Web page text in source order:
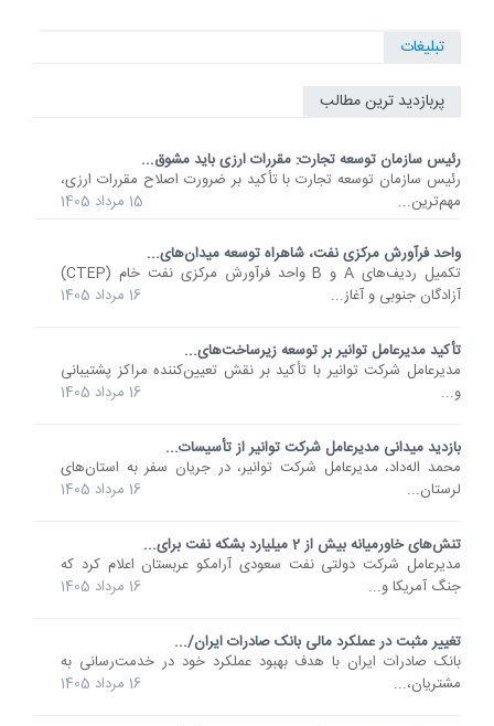
تبلیغات
پربازدید ترین مطالب
رئیس سازمان توسعه تجارت: مقررات ارزی باید مشوق...
رئیس سازمان توسعه تجارت با تأکید بر ضرورت اصلاح مقررات ارزی،
مهم‌ترین...
15 مرداد 1405
واحد فرآورش مرکزی نفت، شاهراه توسعه میدان‌های...
تکمیل ردیف‌های A و B واحد فرآورش مرکزی نفت خام (CTEP)
آزادگان جنوبی و آغاز...
16 مرداد 1405
تأکید مدیرعامل توانیر بر توسعه زیرساخت‌های...
مدیرعامل شرکت توانیر با تأکید بر نقش تعیین‌کننده مراکز پشتیبانی
و...
16 مرداد 1405
بازدید میدانی مدیرعامل شرکت توانیر از تأسیسات...
محمد اله‌داد، مدیرعامل شرکت توانیر، در جریان سفر به استان‌های
لرستان...
16 مرداد 1405
تنش‌های خاورمیانه بیش از 2 میلیارد بشکه نفت برای...
مدیرعامل شرکت دولتی نفت سعودی آرامکو عربستان اعلام کرد که
جنگ آمریکا و...
16 مرداد 1405
تغییر مثبت در عملکرد مالی بانک صادرات ایران/...
​بانک صادرات ایران با هدف بهبود عملکرد خود در خدمت‌رسانی به
مشتریان،...
16 مرداد 1405